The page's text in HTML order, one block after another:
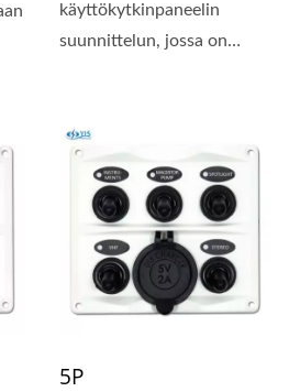
käyttökytkinpaneelin
suunnittelun, jossa on
5P